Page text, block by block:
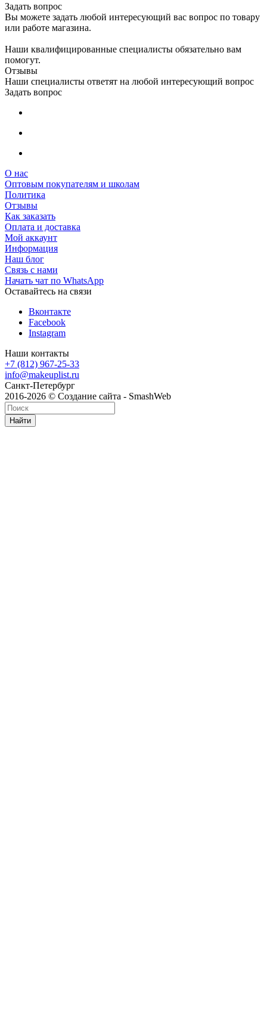
Задать вопрос
Вы можете задать любой интересующий вас вопрос по товару
или работе магазина.
Наши квалифицированные специалисты обязательно вам
помогут.
Отзывы
Наши специалисты ответят на любой интересующий вопрос
Задать вопрос
О нас
Оптовым покупателям и школам
Политика
Отзывы
Как заказать
Оплата и доставка
Мой аккаунт
Информация
Наш блог
Связь с нами
Начать чат по WhatsApp
Оставайтесь на связи
Вконтакте
Facebook
Instagram
Наши контакты
+7 (812) 967-25-33
info@makeuplist.ru
Санкт-Петербург
2016-2026 © Создание сайта - SmashWeb
Найти